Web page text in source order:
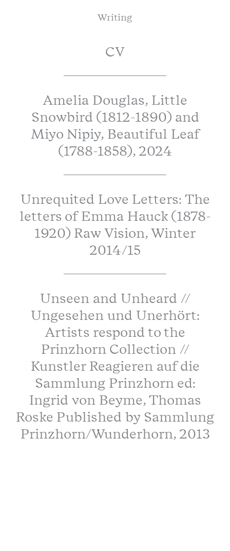
Writing
CV
Amelia Douglas, Little
Snowbird (1812-1890) and
Miyo Nipiy, Beautiful Leaf
(1788-1858), 2024
Unrequited Love Letters: The
letters of Emma Hauck (1878-
1920) Raw Vision, Winter
2014/15
Unseen and Unheard //
Ungesehen und Unerhört:
Artists respond to the
Prinzhorn Collection //
Kunstler Reagieren auf die
Sammlung Prinzhorn ed:
Ingrid von Beyme, Thomas
Roske Published by Sammlung
Prinzhorn/Wunderhorn, 2013